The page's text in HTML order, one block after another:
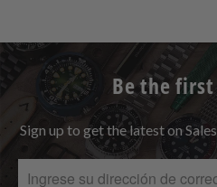
Be the
Sign up to get the latest on